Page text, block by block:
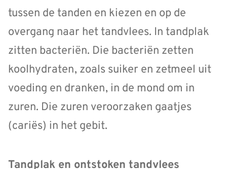
tussen de tanden en kiezen en op de
overgang naar het tandvlees. In tandplak
zitten bacteriën. Die bacteriën zetten
koolhydraten, zoals suiker en zetmeel uit
voeding en dranken, in de mond om in
zuren. Die zuren veroorzaken gaatjes
(cariës) in het gebit.
Tandplak en ontstoken tandvlees